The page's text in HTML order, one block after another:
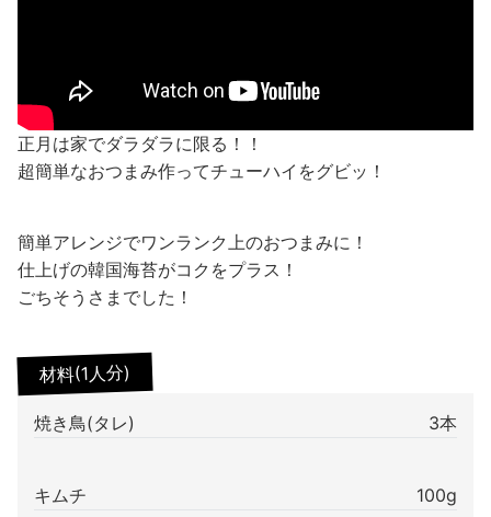
正月は家でダラダラに限る！！
超簡単なおつまみ作ってチューハイをグビッ！
簡単アレンジでワンランク上のおつまみに！
仕上げの韓国海苔がコクをプラス！
ごちそうさまでした！
材料(1人分)
焼き鳥(タレ) 3本
キムチ 100g